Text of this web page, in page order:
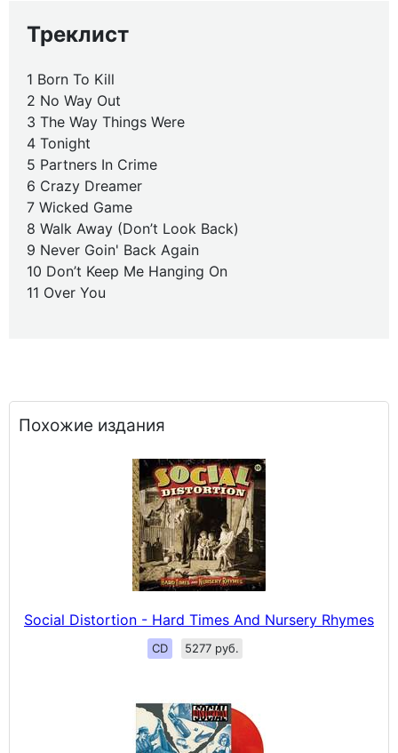
Треклист
1 Born To Kill
2 No Way Out
3 The Way Things Were
4 Tonight
5 Partners In Crime
6 Crazy Dreamer
7 Wicked Game
8 Walk Away (Don’t Look Back)
9 Never Goin' Back Again
10 Don’t Keep Me Hanging On
11 Over You
Похожие издания
Social Distortion - Hard Times And Nursery Rhymes
CD 5277 руб.